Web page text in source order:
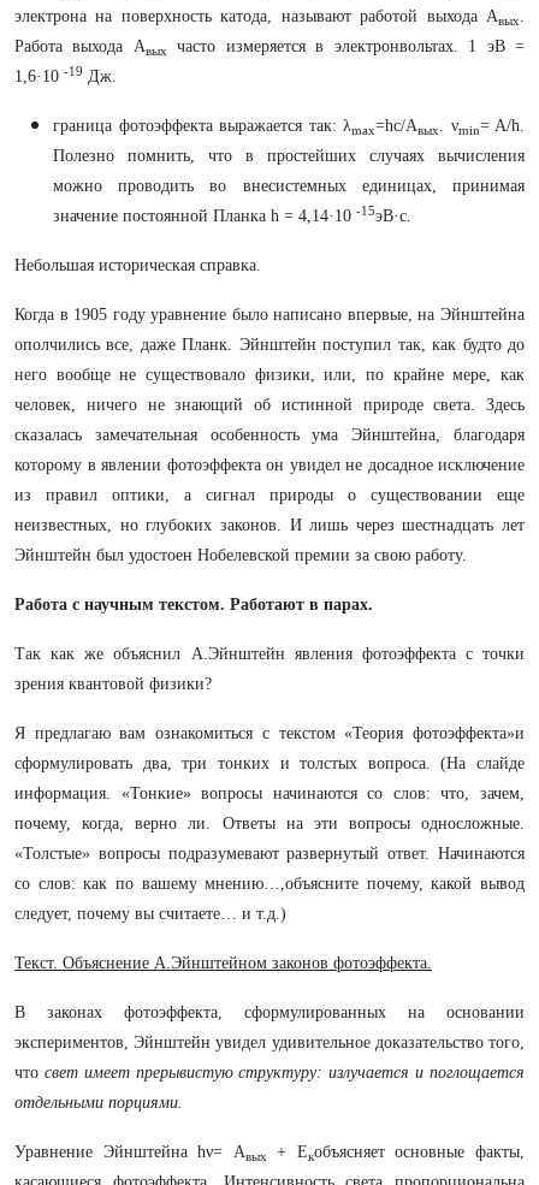
электрона на поверхность катода, называют работой выхода Авых.
Работа выхода Авых
часто измеряется в электронвольтах. 1 эВ =
1,6·10 -19 Дж.
граница фотоэффекта выражается так: λmax=hc/Aвых. νmin= A/h.
Полезно помнить, что в простейших случаях вычисления
можно проводить во внесистемных единицах, принимая
значение постоянной Планка h = 4,14·10 -15эВ·с.
Небольшая историческая справка.
Когда в 1905 году уравнение было написано впервые, на Эйнштейна
ополчились все, даже Планк. Эйнштейн поступил так, как будто до
него вообще не существовало физики, или, по крайне мере, как
человек, ничего не знающий об истинной природе света. Здесь
сказалась замечательная особенность ума Эйнштейна, благодаря
которому в явлении фотоэффекта он увидел не досадное исключение
из правил оптики, а сигнал природы о существовании еще
неизвестных, но глубоких законов. И лишь через шестнадцать лет
Эйнштейн был удостоен Нобелевской премии за свою работу.
Работа с научным текстом. Работают в парах.
Так как же объяснил А.Эйнштейн явления фотоэффекта с точки
зрения квантовой физики?
Я предлагаю вам ознакомиться с текстом «Теория фотоэффекта»и
сформулировать два, три тонких и толстых вопроса. (На слайде
информация. «Тонкие» вопросы начинаются со слов: что, зачем,
почему, когда, верно ли. Ответы на эти вопросы односложные.
«Толстые» вопросы подразумевают развернутый ответ. Начинаются
со слов: как по вашему мнению…,объясните почему, какой вывод
следует, почему вы считаете… и т.д.)
Текст. Объяснение А.Эйнштейном законов фотоэффекта.
В законах фотоэффекта, сформулированных на основании
экспериментов, Эйнштейн увидел удивительное доказательство того,
что свет имеет прерывистую структуру: излучается и поглощается
отдельными порциями.
Уравнение Эйнштейна hν= Авых + Екобъясняет основные факты,